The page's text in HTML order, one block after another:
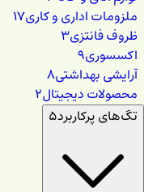
ملزومات اداری و کاری۱۷
ظروف فانتزی۳
اکسسوری۹
آرایشی بهداشتی۸
محصولات دیجیتال۲
تگ‌های پرکاربرد۵